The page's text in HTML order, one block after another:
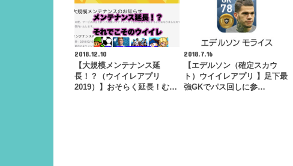
2018.12.10
【大規模メンテナンス延
長！？（ウイイレアプリ
2019）】おそらく延長！む…
2018.7.16
【エデルソン（確定スカウ
ト）ウイイレアプリ 】足下最
強GKでパス回しに参…